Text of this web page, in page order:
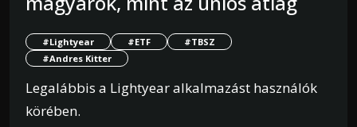
#Lightyear #ETF
#TBSZ
#Andres Kitter
Legalábbis a Lightyear alkalmazást használók
körében.